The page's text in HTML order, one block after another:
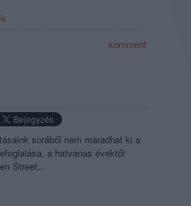
komment
sorából nem maradhat ki a
a hatvanas évektől
Street…